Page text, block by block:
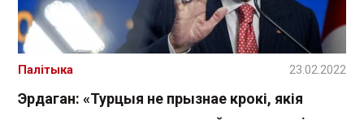
Эрдаган: «Турцыя не прызнае крокі, якія
Палітыка 23.02.2022